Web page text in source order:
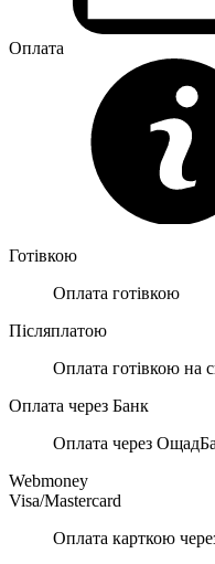
Оплата
Готівкою
Оплата готівкою
Післяплатою
Оплата готівкою на
Оплата через Банк
Оплата через
Webmoney
Visa/Mastercard
Оплата карткою